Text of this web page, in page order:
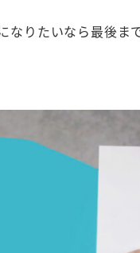
りたいなら最後ま